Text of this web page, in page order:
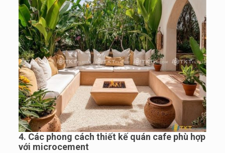
4. Các phong cách thiết kế quán cafe phù hợp
với microcement